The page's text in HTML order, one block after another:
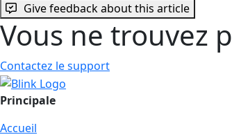
Give feedback about this article
Vous ne trouvez
Contactez le support
Principale
Accueil